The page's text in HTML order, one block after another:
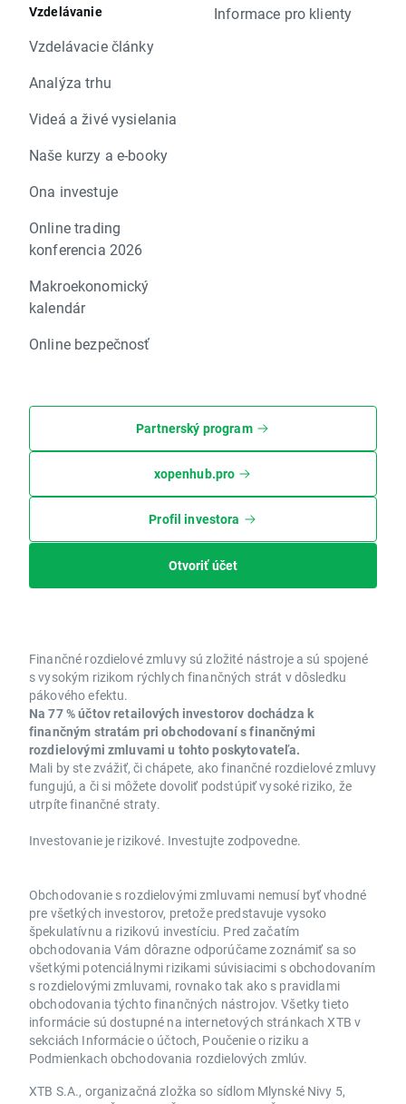
Vzdelávanie
Vzdelávacie články
Analýza trhu
Videá a živé vysielania
Naše kurzy a e-booky
Ona investuje
Online trading
konferencia 2026
Makroekonomický
kalendár
Online bezpečnosť
Informace pro klienty
Partnerský program
xopenhub.pro
Profil investora
Otvoriť účet
Finančné rozdielové zmluvy sú zložité nástroje a sú spojené
s vysokým rizikom rýchlych finančných strát v dôsledku
pákového efektu.
Na 77 % účtov retailových investorov dochádza k
finančným stratám pri obchodovaní s finančnými
rozdielovými zmluvami u tohto poskytovateľa.
Mali by ste zvážiť, či chápete, ako finančné rozdielové zmluvy
fungujú, a či si môžete dovoliť podstúpiť vysoké riziko, že
utrpíte finančné straty.
Investovanie je rizikové. Investujte zodpovedne.
Obchodovanie s rozdielovými zmluvami nemusí byť vhodné
pre všetkých investorov, pretože predstavuje vysoko
špekulatívnu a rizikovú investíciu. Pred začatím
obchodovania Vám dôrazne odporúčame zoznámiť sa so
všetkými potenciálnymi rizikami súvisiacimi s obchodovaním
s rozdielovými zmluvami, rovnako tak ako s pravidlami
obchodovania týchto finančných nástrojov. Všetky tieto
informácie sú dostupné na internetových stránkach XTB v
sekciách Informácie o účtoch, Poučenie o riziku a
Podmienkach obchodovania rozdielových zmlúv.
XTB S.A., organizačná zložka so sídlom Mlynské Nivy 5,